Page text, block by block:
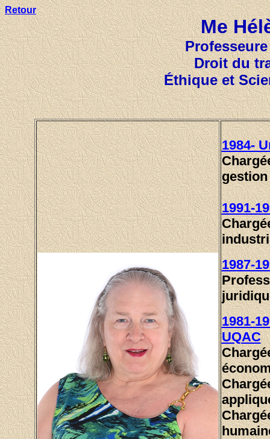
Retour
Me
Droit du
Éthique et
1984-
1991-
1987-
1981-
UQAC